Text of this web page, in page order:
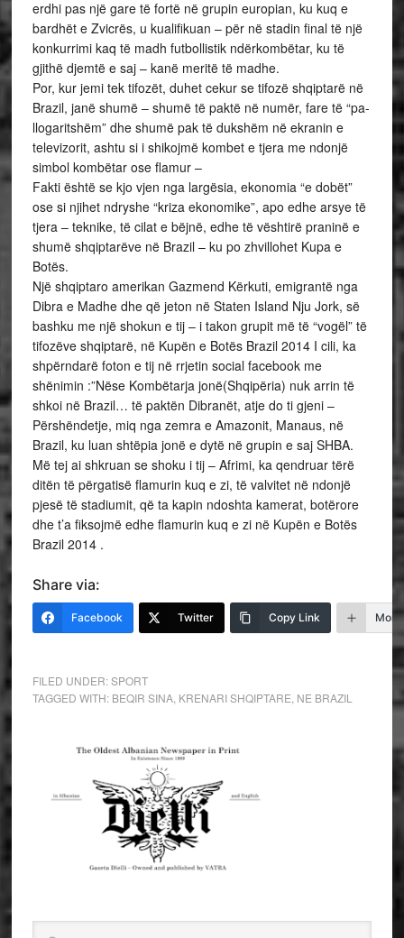
erdhi pas një gare të fortë në grupin europian, ku kuq e
bardhët e Zvicrës, u kualifikuan – për në stadin final të një
konkurrimi kaq të madh futbollistik ndërkombëtar, ku të
gjithë djemtë e saj – kanë meritë të madhe.
Por, kur jemi tek tifozët, duhet cekur se tifozë shqiptarë në
Brazil, janë shumë – shumë të paktë në numër, fare të “pa-
llogaritshëm” dhe shumë pak të dukshëm në ekranin e
televizorit, ashtu si i shikojmë kombet e tjera me ndonjë
simbol kombëtar ose flamur –
Fakti është se kjo vjen nga largësia, ekonomia “e dobët”
ose si njihet ndryshe “kriza ekonomike”, apo edhe arsye të
tjera – teknike, të cilat e bëjnë, edhe të vështirë praninë e
shumë shqiptarëve në Brazil – ku po zhvillohet Kupa e
Botës.
Një shqiptaro amerikan Gazmend Kërkuti, emigrantë nga
Dibra e Madhe dhe që jeton në Staten Island Nju Jork, së
bashku me një shokun e tij – i takon grupit më të “vogël” të
tifozëve shqiptarë, në Kupën e Botës Brazil 2014 I cili, ka
shpërndarë foton e tij në rrjetin social facebook me
shënimin :”Nëse Kombëtarja jonë(Shqipëria) nuk arrin të
shkoi në Brazil… të paktën Dibranët, atje do ti gjeni –
Përshëndetje, miq nga zemra e Amazonit, Manaus, në
Brazil, ku luan shtëpia jonë e dytë në grupin e saj SHBA.
Më tej ai shkruan se shoku i tij – Afrimi, ka qendruar tërë
ditën të përgatisë flamurin kuq e zi, të valvitet në ndonjë
pjesë të stadiumit, që ta kapin ndoshta kamerat, botërore
dhe t’a fiksojmë edhe flamurin kuq e zi në Kupën e Botës
Brazil 2014 .
Share via:
Facebook Twitter Copy Link More
FILED UNDER:SPORT
TAGGED WITH: BEQIR SINA, KRENARI SHQIPTARE NE BRAZIL